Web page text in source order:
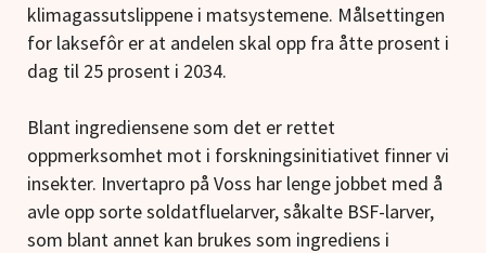
klimagassutslippene i matsystemene. Målsettingen
for laksefôr er at andelen skal opp fra åtte prosent i
dag til 25 prosent i 2034.
Blant ingrediensene som det er rettet
oppmerksomhet mot i forskningsinitiativet finner vi
insekter. Invertapro på Voss har lenge jobbet med å
avle opp sorte soldatfluelarver, såkalte BSF-larver,
som blant annet kan brukes som ingrediens i